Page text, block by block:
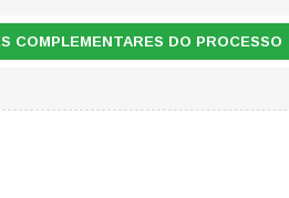
COMPLEMENTARES DO PROCESSO